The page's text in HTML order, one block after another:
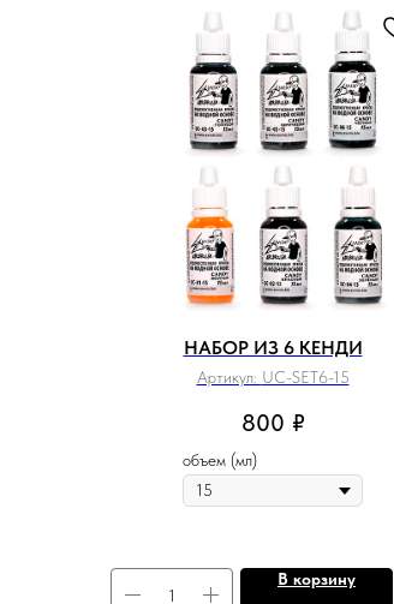
НАБОР ИЗ 6 КЕНДИ
Артикул: UC-SET6-15
800 ₽
объем (мл)
В корзину